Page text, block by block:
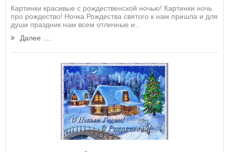
Картинки красивые с рождественской ночью! Картинки ночь
про рождество! Ночка Рождества святого к нам пришла и для
души праздник нам всем отличные и...
Далее ....